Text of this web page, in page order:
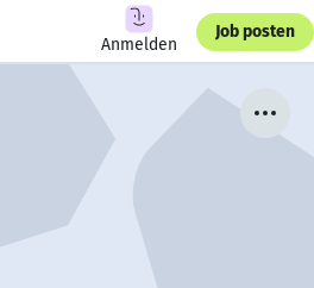
Anmelden
Job posten